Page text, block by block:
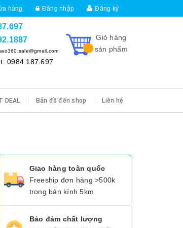
hàng Đăng nhập Đăng ký
Giỏ hàng
sản phẩm
0984.187.697
DEAL Bản đồ đến shop Liên hệ
Giao hàng toàn quốc
Freeship đơn hàng >500k
trong bán kính 5km
Bảo đảm chất lượng